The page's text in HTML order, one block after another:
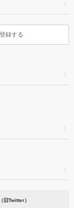
録する
旧Twitter）